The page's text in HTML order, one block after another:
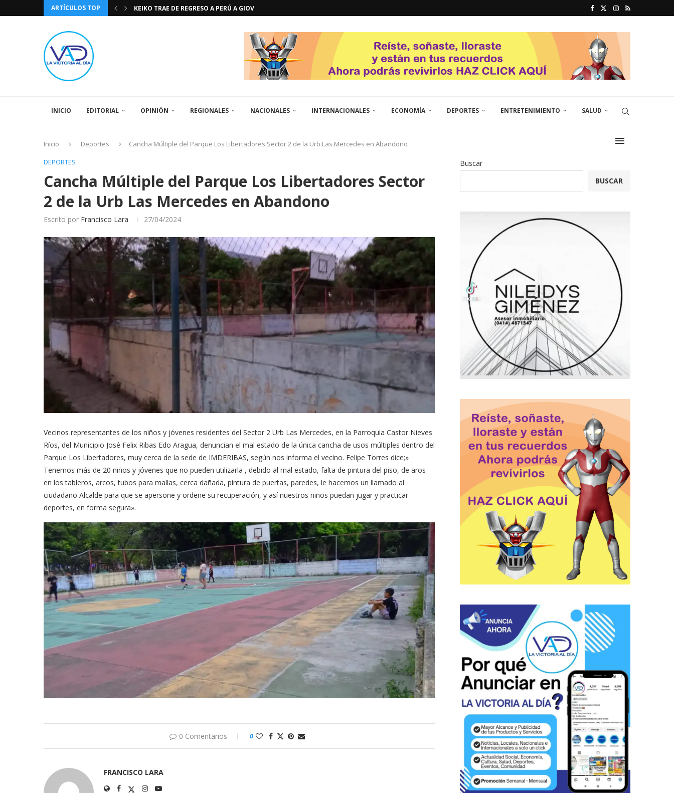
ARTÍCULOS TOP
KEIKO TRAE DE REGRESO A PERÚ A GIOVANNA
INICIO EDITORIAL OPINIÓN REGIONALES NACIONALES INTERNACIONALES ECONOMÍA DEPORTES ENTRETENIMIENTO SALUD
Inicio Deportes
Cancha Múltiple del Parque Los Libertadores Sector 2 de la Urb Las Mercedes en Abandono
DEPORTES
Cancha Múltiple del Parque Los Libertadores Sector
2 de la Urb Las Mercedes en Abandono
Escrito por Francisco Lara 27/04/2024
Vecinos representantes de los niños y jóvenes residentes del Sector 2 Urb Las Mercedes, en la Parroquia Castor Nieves
Ríos, del Municipio José Felix Ribas Edo Aragua, denuncian el mal estado de la única cancha de usos múltiples dentro del
Parque Los Libertadores, muy cerca de la sede de IMDERIBAS, según nos informa el vecino. Felipe Torres dice;»
Tenemos más de 20 niños y jóvenes que no pueden utilizarla , debido al mal estado, falta de pintura del piso, de aros
en los tableros, arcos, tubos para mallas, cerca dañada, pintura de puertas, paredes, le hacemos un llamado al
ciudadano Alcalde para que se apersone y ordene su recuperación, y así nuestros niños puedan jugar y practicar
deportes, en forma segura».
0 Comentarios 0
FRANCISCO LARA
Buscar
BUSCAR